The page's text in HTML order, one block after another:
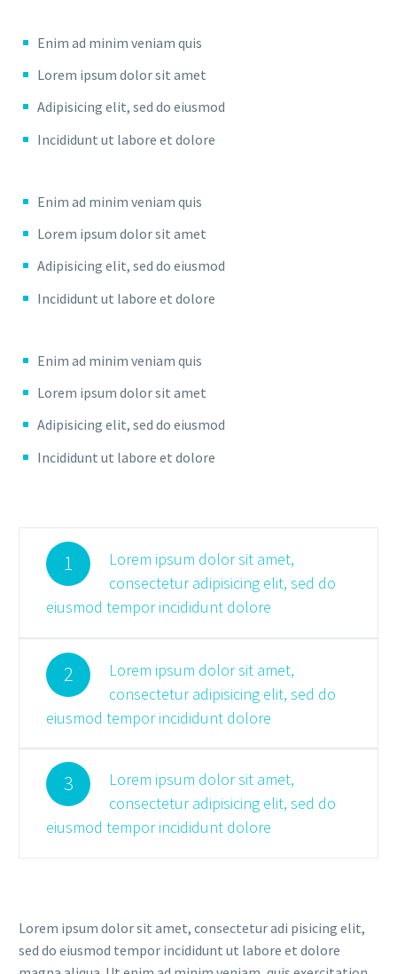
Enim ad minim veniam quis
Lorem ipsum dolor sit amet
Adipisicing elit, sed do eiusmod
Incididunt ut labore et dolore
Enim ad minim veniam quis
Lorem ipsum dolor sit amet
Adipisicing elit, sed do eiusmod
Incididunt ut labore et dolore
Enim ad minim veniam quis
Lorem ipsum dolor sit amet
Adipisicing elit, sed do eiusmod
Incididunt ut labore et dolore
1
Lorem ipsum dolor sit amet,
consectetur adipisicing elit, sed do
eiusmod tempor incididunt dolore
2
Lorem ipsum dolor sit amet,
consectetur adipisicing elit, sed do
eiusmod tempor incididunt dolore
3
Lorem ipsum dolor sit amet,
consectetur adipisicing elit, sed do
eiusmod tempor incididunt dolore
Lorem ipsum dolor sit amet, consectetur adi pisicing elit,
sed do eiusmod tempor incididunt ut labore et dolore